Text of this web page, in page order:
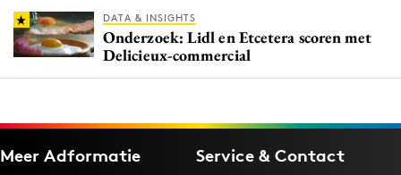
DATA & INSIGHTS
Onderzoek: Lidl en Etcetera scoren met
Delicieux-commercial
Meer Adformatie Service & Contact